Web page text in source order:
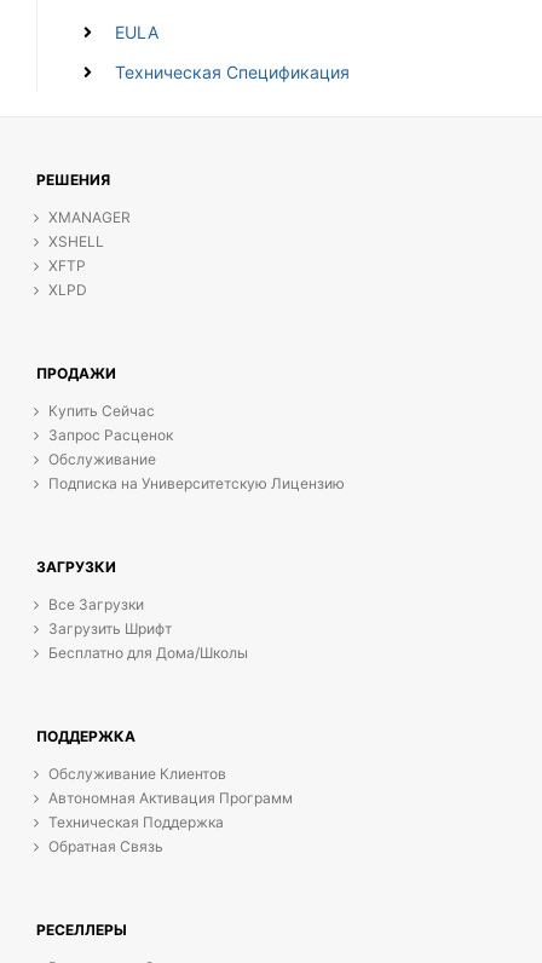
EULA
Техническая Спецификация
РЕШЕНИЯ
XMANAGER
XSHELL
XFTP
XLPD
ПРОДАЖИ
Купить Сейчас
Запрос Расценок
Обслуживание
Подписка на Университетскую Лицензию
ЗАГРУЗКИ
Все Загрузки
Загрузить Шрифт
Бесплатно для Дома/Школы
ПОДДЕРЖКА
Обслуживание Клиентов
Автономная Активация Программ
Техническая Поддержка
Обратная Связь
РЕСЕЛЛЕРЫ